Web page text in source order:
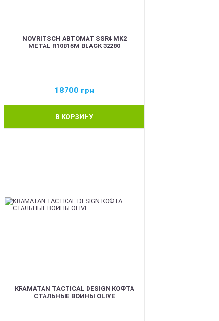
NOVRITSCH АВТОМАТ SSR4 MK2
METAL R10B15M BLACK 32280
18700 грн
В КОРЗИНУ
KRAMATAN TACTICAL DESIGN КОФТА
СТАЛЬНЫЕ ВОИНЫ OLIVE